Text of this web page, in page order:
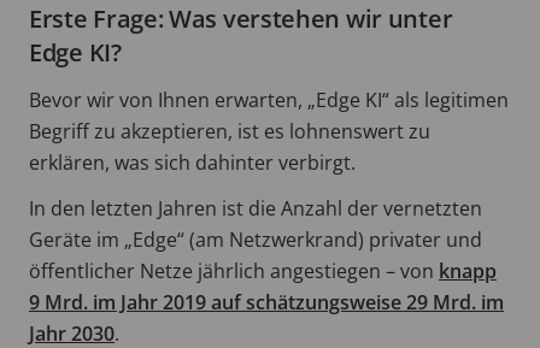
Erste Frage: Was verstehen wir unter
Edge KI?
Bevor wir von Ihnen erwarten, „Edge KI“ als legitimen
Begriff zu akzeptieren, ist es lohnenswert zu
erklären, was sich dahinter verbirgt.
In den letzten Jahren ist die Anzahl der vernetzten
Geräte im „Edge“ (am Netzwerkrand) privater und
öffentlicher Netze jährlich angestiegen – von knapp
9 Mrd. im Jahr 2019 auf schätzungsweise 29 Mrd. im
Jahr 2030.